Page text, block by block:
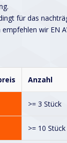
für das
wir EN
Anzahl
>= 3 Stück
>= 10 Stück